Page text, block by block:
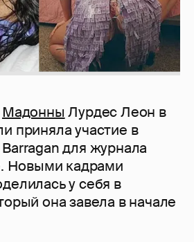
Мадонны Лурдес Леон в
приняла участие в
для журнала
Новыми кадрами
у себя в
она завела в начале